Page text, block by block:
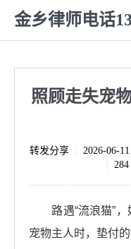
金乡律师电话
照顾走失宠
转发分享 2026-06-11
路遇“流浪猫”，
宠物主人时，垫付